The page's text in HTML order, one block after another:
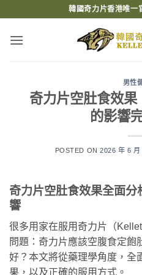
content
韓國奇力片香港唯一
男性
奇力片空肚食效
的影響
POSTED ON2026 年 6 月
奇力片空肚食效果全面
響
很多用家在服用奇力片（
問題：奇力片應該空腹食定飽
好？本文將從藥理學角度，全
果，以及正確的服用方式。